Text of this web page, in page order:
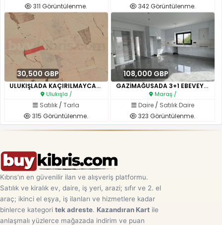
311 Görüntülenme.
342 Görüntülenme.
30,500 GBP
ULUKIŞLADA KAÇIRILMAYCAK FIRSA..
Ulukışla /
Satılık /Tarla
315 Görüntülenme.
108,000 GBP
GAZİMAĞUSADA 3+1 EBEVEYN BANYO..
Maraş /
Daire/ Satılık Daire
323 Görüntülenme.
Kıbrıs'ın en güvenilir ilan ve alışveriş platformu.
Satılık ve kiralık ev, daire, iş yeri, arazi; sıfır ve 2. el
araç; ikinci el eşya, iş ilanları ve hizmetlere kadar
binlerce kategori tek adreste. Kazandıran Kart ile
anlaşmalı yüzlerce mağazada indirim ve puan